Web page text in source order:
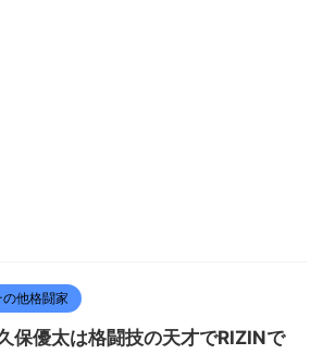
の他格闘家
久保優太は格闘技の天才でRIZINで